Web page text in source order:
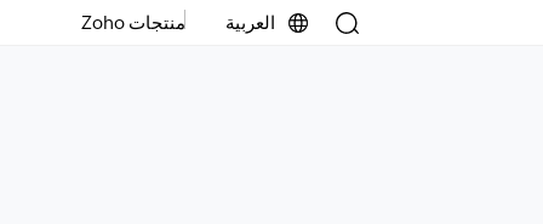
العربية منتجات Zoho